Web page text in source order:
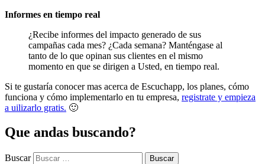
Informes en tiempo real
¿Recibe informes del impacto generado de sus
campañas cada mes? ¿Cada semana? Manténgase al
tanto de lo que opinan sus clientes en el mismo
momento en que se dirigen a Usted, en tiempo real.
Si te gustaría conocer mas acerca de Escuchapp, los planes, cómo
funciona y cómo implementarlo en tu empresa, registrate y empieza
a uilizarlo gratis. 🙂
Que andas buscando?
Buscar